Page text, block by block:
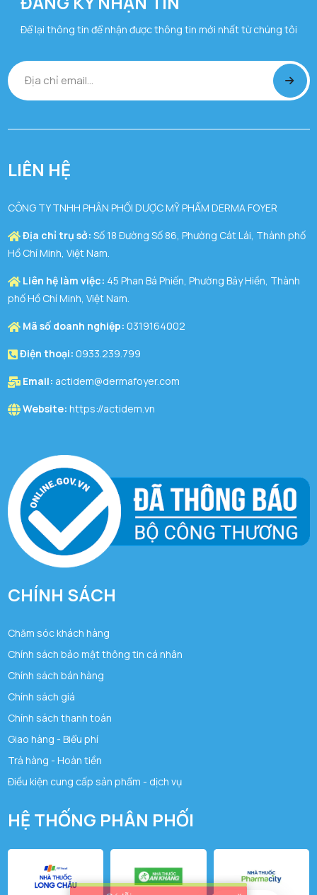
Để lại thông tin để nhận được thông tin mới nhất từ chúng tôi
LIÊN HỆ
CÔNG TY TNHH PHÂN PHỐI DƯỢC MỸ PHẨM DERMA FOYER
Địa chỉ trụ sở: Số 18 Đường Số 86, Phường Cát Lái, Thành phố
Hồ Chí Minh, Việt Nam.
Liên hệ làm việc: 45 Phan Bá Phiến, Phường Bảy Hiền, Thành
phố Hồ Chí Minh, Việt Nam.
Mã số doanh nghiệp: 0319164002
Điện thoại: 0933.239.799
Email: actidem@dermafoyer.com
Website: https://actidem.vn
CHÍNH SÁCH
Chăm sóc khách hàng
Chính sách bảo mật thông tin cá nhân
Chính sách bán hàng
Chính sách giá
Chính sách thanh toán
Giao hàng - Biểu phí
Trả hàng - Hoàn tiền
Điều kiện cung cấp sản phẩm - dịch vụ
HỆ THỐNG PHÂN PHỐI